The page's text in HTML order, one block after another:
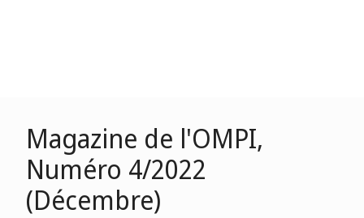
Magazine de l'OMPI,
Numéro 4/2022
(Décembre)